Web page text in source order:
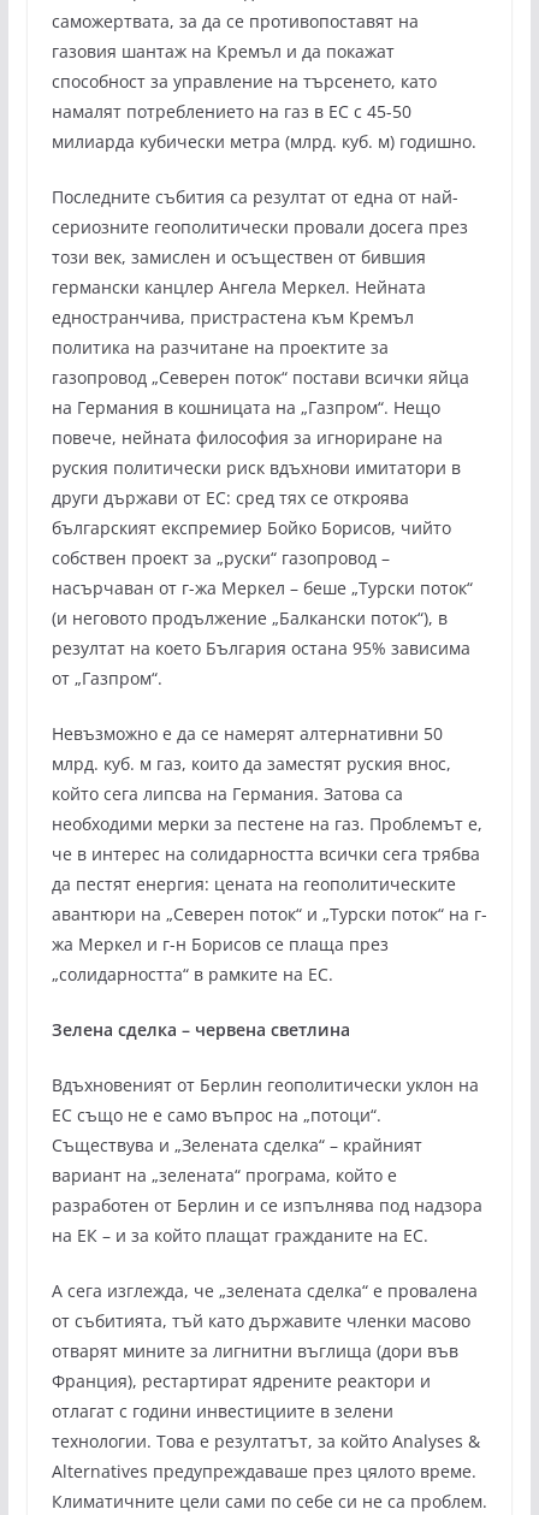
саможертвата, за да се противопоставят на
газовия шантаж на Кремъл и да покажат
способност за управление на търсенето, като
намалят потреблението на газ в ЕС с 45-50
милиарда кубически метра (млрд. куб. м) годишно.
Последните събития са резултат от една от най-
сериозните геополитически провали досега през
този век, замислен и осъществен от бившия
германски канцлер Ангела Меркел. Нейната
едностранчива, пристрастена към Кремъл
политика на разчитане на проектите за
газопровод „Северен поток“ постави всички яйца
на Германия в кошницата на „Газпром“. Нещо
повече, нейната философия за игнориране на
руския политически риск вдъхнови имитатори в
други държави от ЕС: сред тях се откроява
българският експремиер Бойко Борисов, чийто
собствен проект за „руски“ газопровод –
насърчаван от г-жа Меркел – беше „Турски поток“
(и неговото продължение „Балкански поток“), в
резултат на което България остана 95% зависима
от „Газпром“.
Невъзможно е да се намерят алтернативни 50
млрд. куб. м газ, които да заместят руския внос,
който сега липсва на Германия. Затова са
необходими мерки за пестене на газ. Проблемът е,
че в интерес на солидарността всички сега трябва
да пестят енергия: цената на геополитическите
авантюри на „Северен поток“ и „Турски поток“ на г-
жа Меркел и г-н Борисов се плаща през
„солидарността“ в рамките на ЕС.
Зелена сделка – червена светлина
Вдъхновеният от Берлин геополитически уклон на
ЕС също не е само въпрос на „потоци“.
Съществува и „Зелената сделка“ – крайният
вариант на „зелената“ програма, който е
разработен от Берлин и се изпълнява под надзора
на ЕК – и за който плащат гражданите на ЕС.
А сега изглежда, че „зелената сделка“ е провалена
от събитията, тъй като държавите членки масово
отварят мините за лигнитни въглища (дори във
Франция), рестартират ядрените реактори и
отлагат с години инвестициите в зелени
технологии. Това е резултатът, за който Analyses &
Alternatives предупреждаваше през цялото време.
Климатичните цели сами по себе си не са проблем.